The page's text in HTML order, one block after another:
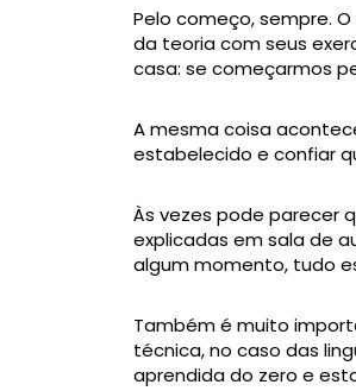
Pelo começo, sempre.
da teoria com seus
casa: se começarmos
A mesma coisa
estabelecido e confiar
Às vezes pode parecer
explicadas em sala de
algum momento, tudo
Também é muito
técnica, no caso das
aprendida do zero e